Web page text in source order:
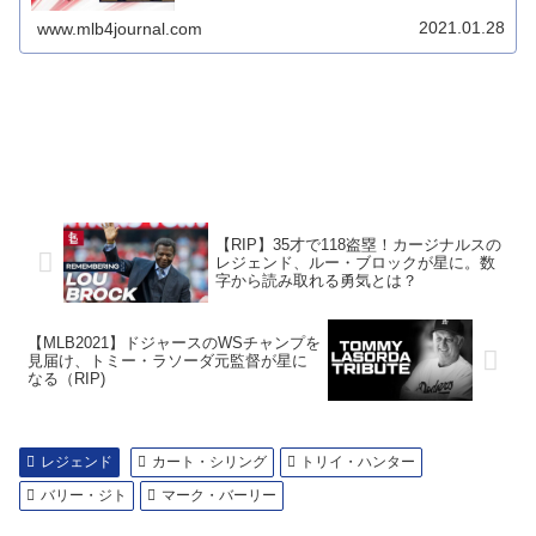
www.mlb4journal.com 2021.01.28
【RIP】35才で118盗塁！カージナルスの
レジェンド、ルー・ブロックが星に。数
字から読み取れる勇気とは？
【MLB2021】ドジャースのWSチャンプを
見届け、トミー・ラソーダ元監督が星に
なる（RIP)
レジェンド カート・シリング
トリイ・ハンター
バリー・ジト
マーク・バーリー